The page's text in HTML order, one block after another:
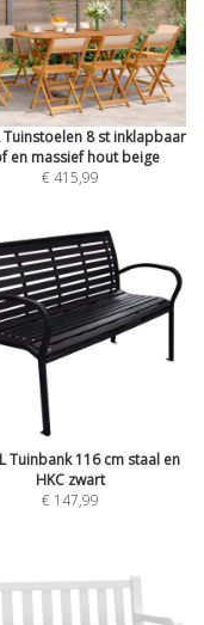
Tuinstoelen 8 st inklapbaar
en massief hout beige
€ 415,99
Tuinbank 116 cm staal en
HKC zwart
€ 147,99